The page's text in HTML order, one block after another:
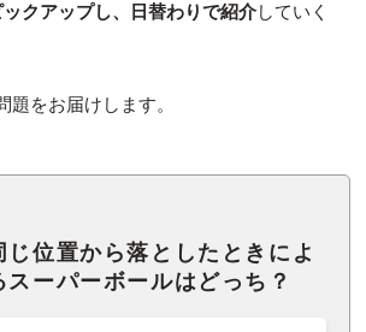
クアップし、日替わりで紹介していく
題をお届けします。
じ位置から落としたときによ
スーパーボールはどっち？